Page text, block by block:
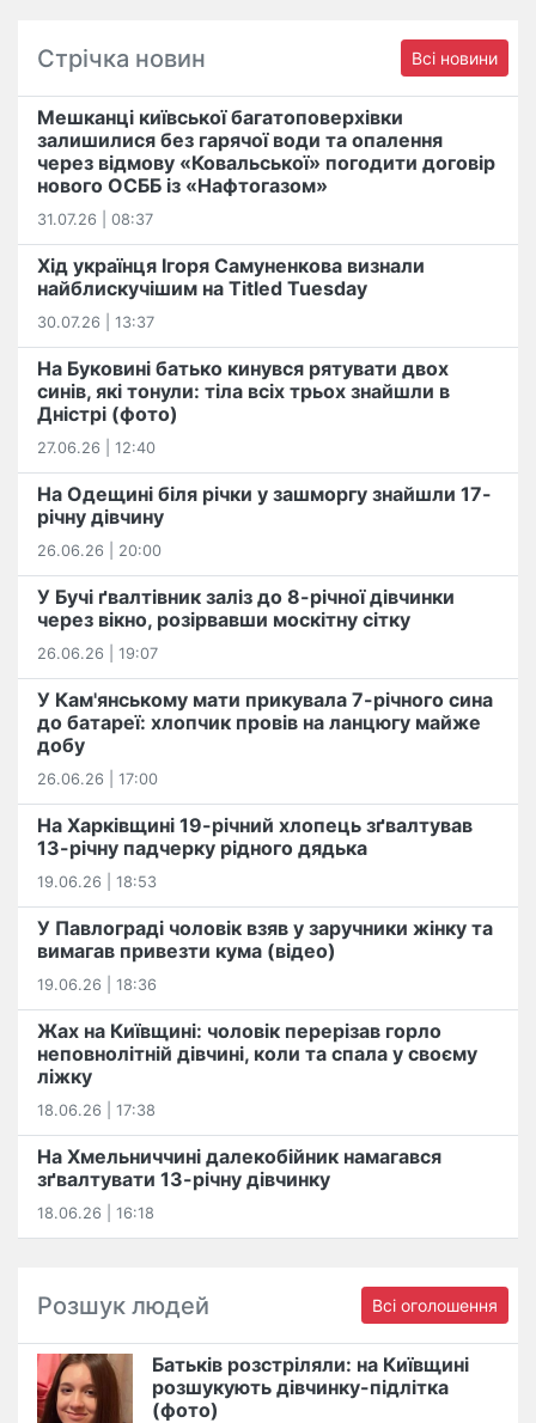
Стрічка новин Всі новини
Мешканці київської багатоповерхівки
залишилися без гарячої води та опалення
через відмову «Ковальської» погодити договір
нового ОСББ із «Нафтогазом»
31.07.26 | 08:37
Хід українця Ігоря Самуненкова визнали
найблискучішим на Titled Tuesday
30.07.26 | 13:37
На Буковині батько кинувся рятувати двох
синів, які тонули: тіла всіх трьох знайшли в
Дністрі (фото)
27.06.26 | 12:40
На Одещині біля річки у зашморгу знайшли 17-
річну дівчину
26.06.26 | 20:00
У Бучі ґвалтівник заліз до 8-річної дівчинки
через вікно, розірвавши москітну сітку
26.06.26 | 19:07
У Кам'янському мати прикувала 7-річного сина
до батареї: хлопчик провів на ланцюгу майже
добу
26.06.26 | 17:00
На Харківщині 19-річний хлопець​ ️зґвалтував
13-річну падчерку рідного дядька
19.06.26 | 18:53
У Павлограді чоловік взяв у заручники жінку та
вимагав привезти кума (відео)
19.06.26 | 18:36
Жах на Київщині: чоловік перерізав горло
неповнолітній дівчині, коли та спала у своєму
ліжку
18.06.26 | 17:38
На Хмельниччині далекобійник намагався
зґвалтувати 13-річну дівчинку
18.06.26 | 16:18
Розшук людей Всі оголошення
Батьків розстріляли: на Київщині
розшукують дівчинку-підлітка
(фото)